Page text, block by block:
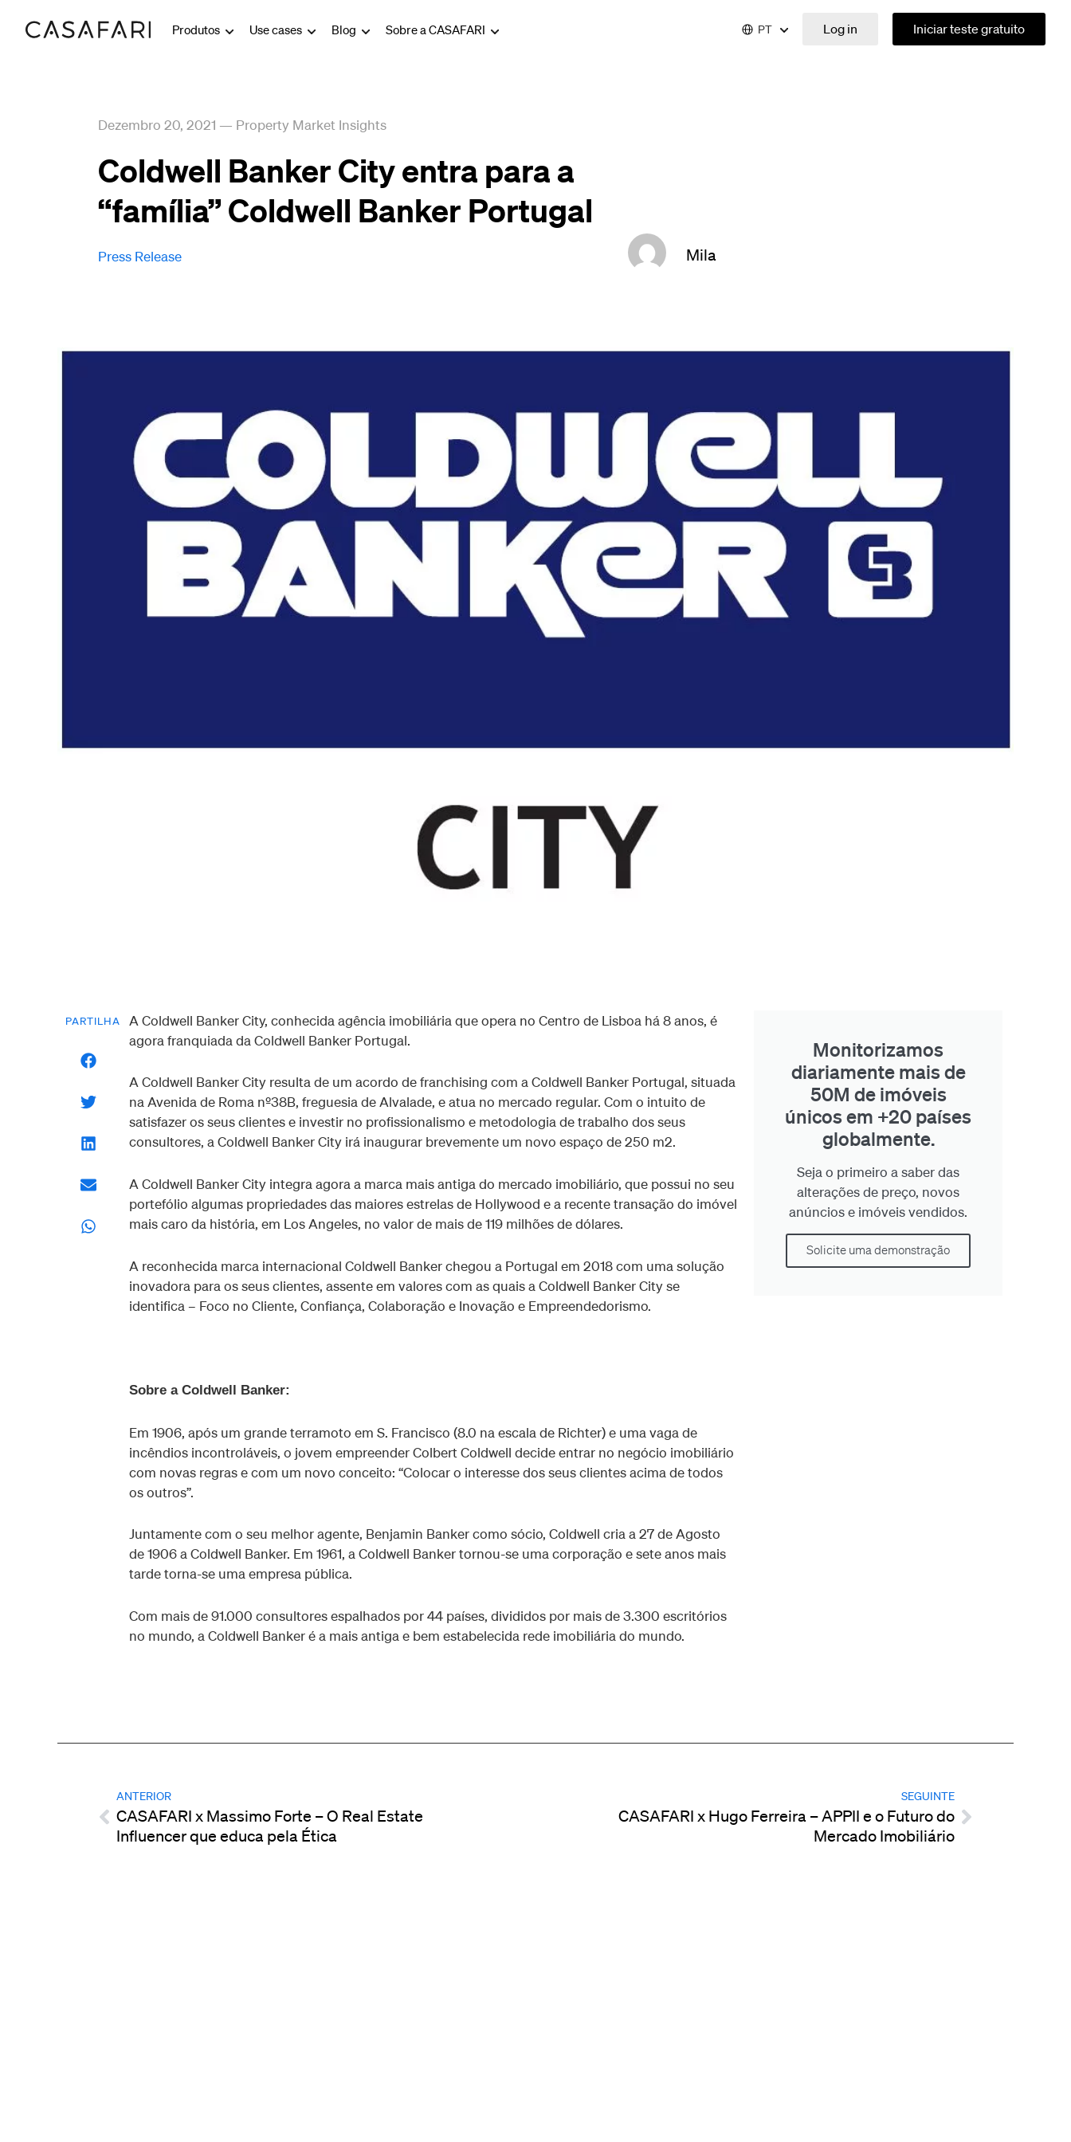
Produtos Use cases Blog Sobre a CASAFARI PT Log in Iniciar teste gratuito
Dezembro 20, 2021 — Property Market Insights
Coldwell Banker City entra para a
“família” Coldwell Banker Portugal
Press Release Mila
PARTILHA
A Coldwell Banker City, conhecida agência imobiliária que opera no Centro de Lisboa há 8 anos, é
agora franquiada da Coldwell Banker Portugal.
A Coldwell Banker City resulta de um acordo de franchising com a Coldwell Banker Portugal, situada
na Avenida de Roma nº38B, freguesia de Alvalade, e atua no mercado regular. Com o intuito de
satisfazer os seus clientes e investir no profissionalismo e metodologia de trabalho dos seus
consultores, a Coldwell Banker City irá inaugurar brevemente um novo espaço de 250 m2.
A Coldwell Banker City integra agora a marca mais antiga do mercado imobiliário, que possui no seu
portefólio algumas propriedades das maiores estrelas de Hollywood e a recente transação do imóvel
mais caro da história, em Los Angeles, no valor de mais de 119 milhões de dólares.
A reconhecida marca internacional Coldwell Banker chegou a Portugal em 2018 com uma solução
inovadora para os seus clientes, assente em valores com as quais a Coldwell Banker City se
identifica – Foco no Cliente, Confiança, Colaboração e Inovação e Empreendedorismo.
Sobre a Coldwell Banker:
Em 1906, após um grande terramoto em S. Francisco (8.0 na escala de Richter) e uma vaga de
incêndios incontroláveis, o jovem empreender Colbert Coldwell decide entrar no negócio imobiliário
com novas regras e com um novo conceito: “Colocar o interesse dos seus clientes acima de todos
os outros”.
Juntamente com o seu melhor agente, Benjamin Banker como sócio, Coldwell cria a 27 de Agosto
de 1906 a Coldwell Banker. Em 1961, a Coldwell Banker tornou-se uma corporação e sete anos mais
tarde torna-se uma empresa pública.
Com mais de 91.000 consultores espalhados por 44 países, divididos por mais de 3.300 escritórios
no mundo, a Coldwell Banker é a mais antiga e bem estabelecida rede imobiliária do mundo.
Monitorizamos
diariamente mais de
50M de imóveis
únicos em +20 países
globalmente.
Seja o primeiro a saber das
alterações de preço, novos
anúncios e imóveis vendidos.
Solicite uma demonstração
ANTERIOR
CASAFARI x Massimo Forte – O Real Estate
Influencer que educa pela Ética
SEGUINTE
CASAFARI x Hugo Ferreira – APPII e o Futuro do
Mercado Imobiliário